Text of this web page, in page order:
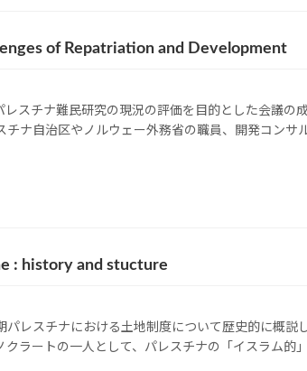
of Repatriation and Development
スチナ難民研究の現況の評価を目的とした会議の
チナ自治区やノルウェー外務省の職員、開発コンサ
: history and stucture
レスチナにおける土地制度について歴史的に概説
クラートの一人として、パレスチナの「イスラム的